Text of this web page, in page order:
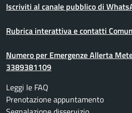
Iscriviti al canale pubblico di
Rubrica interattiva e contatti
Numero per Emergenze Allerta
3389381109
Leggi le FAQ
Prenotazione appuntamento